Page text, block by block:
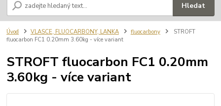
Hledat
Úvod VLASCE, FLUOCARBONY, LANKA fluocarbony
STROFT
fluocarbon FC1 0.20mm 3.60kg - více variant
STROFT fluocarbon FC1 0.20mm
3.60kg - více variant